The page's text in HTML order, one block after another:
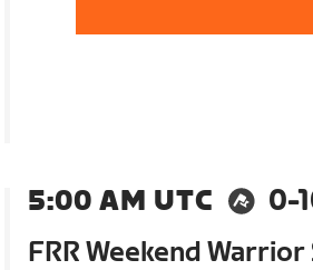
5:00 AM UTC
0-
FRR Weekend